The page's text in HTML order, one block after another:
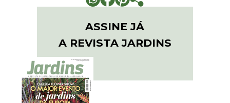
ASSINE JÁ
A REVISTA JARDINS